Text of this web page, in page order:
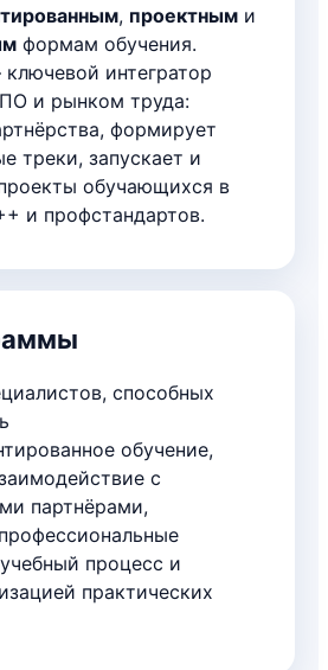
, проектным и
формам обучения.
интегратор
и рынком труда:
формирует
треки, запускает и
обучающихся в
и профстандартов.
способных
обучение,
с
партнёрами,
процесс и
практических